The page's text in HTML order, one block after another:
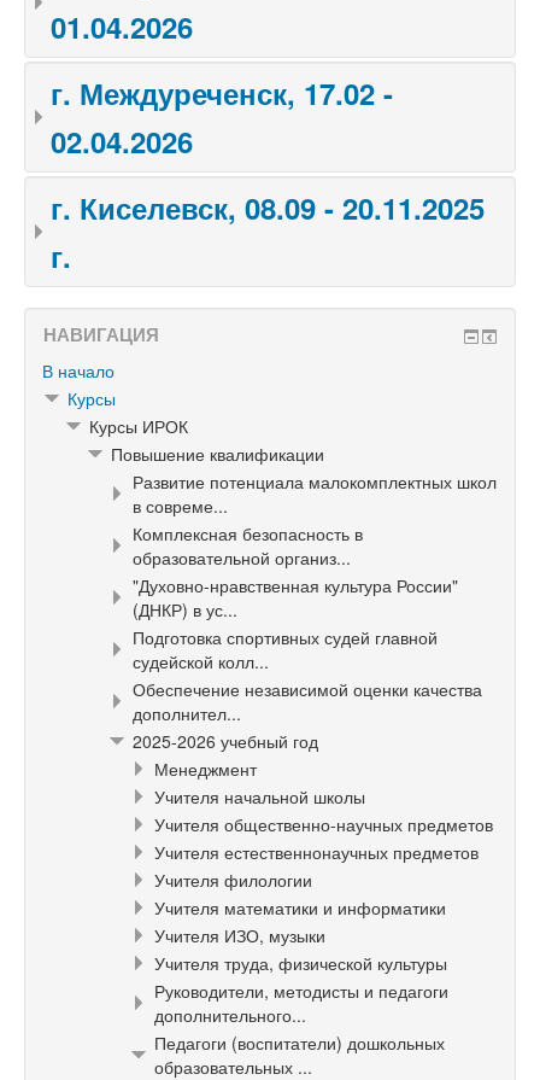
01.04.2026
г. Междуреченск, 17.02 -
02.04.2026
г. Киселевск, 08.09 - 20.11.2025
г.
НАВИГАЦИЯ
В начало
Курсы
Курсы ИРОК
Повышение квалификации
Развитие потенциала малокомплектных школ
в совреме...
Комплексная безопасность в
образовательной организ...
"Духовно-нравственная культура России"
(ДНКР) в ус...
Подготовка спортивных судей главной
судейской колл...
Обеспечение независимой оценки качества
дополнител...
2025-2026 учебный год
Менеджмент
Учителя начальной школы
Учителя общественно-научных предметов
Учителя естественнонаучных предметов
Учителя филологии
Учителя математики и информатики
Учителя ИЗО, музыки
Учителя труда, физической культуры
Руководители, методисты и педагоги
дополнительного...
Педагоги (воспитатели) дошкольных
образовательных ...